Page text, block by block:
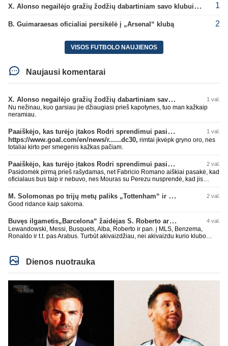
X. Alonso negailėjo gražių žodžių dabartiniam savo klubui „Chelsea“ 1
B. Guimaraesas oficialiai persikėlė į „Arsenal“ klubą 2
VISOS FUTBOLO NAUJIENOS
Naujausi komentarai
X. Alonso negailėjo gražių žodžių dabartiniam savo klubui „Chelsea“ 1 val.
Nu nežinau, kuo garsiau jie džiaugiasi prieš kapotynes, tuo man kažkaip
neramiau.
Paaiškėjo, kas turėjo įtakos Rodri sprendimui pasirinkti Barselonos pusę 1 val.
https://www.goal.com/en/news/r......dc30, rimtai įkvėpk gryno oro, nes
totaliai kirto per smegenis kažkas pačiam.
Paaiškėjo, kas turėjo įtakos Rodri sprendimui pasirinkti Barselonos pusę 2 val.
Pasidomėk pirmą prieš rašydamas, net Fabricio Romano aiškiai pasakė, kad
oficialaus bus taip ir nebuvo, nes Mouras su Perezu nusprendė, kad jis
surasti info ar buvo oficialus bid. Atsakymas: Ne, oficialaus raštiško
pasiūlymo (official bid) Madrido „Real“ Mančesterio „City“ klubui už Rodri dar
nepateikė. ​Nors žiniasklaidoje (pvz., The Athletic, Diario AS) garsiai kalbama
kontaktus su žaidėjo stovykla ar „City“ vadovais, oficialus formalus
pasiūlymas iki šiol nėra registruotas. ​Ispanijos gigantai tikrina situaciją ir
vertina galimybes, tačiau kol kas viskas vyksta tik žvalgybos ir neoficialių
M. Solomonas po trijų metų paliks „Tottenham“ ir papildys „West Ham“ klubą 2 val.
Good ridance kaip sakoma.
Buvęs ilgametis„Barcelona“ žaidėjas S. Roberto artėja link persikėlimo į MLS 4 val.
Lewandowski, Messi, Busquets, Alba, Roberto ir pan. į MLS, Benzema,
Ronaldo ir t.t. pas Arabus. Turbūt akivaizdžiau, nei akivaizdu kurio klubo
Dienos nuotrauka